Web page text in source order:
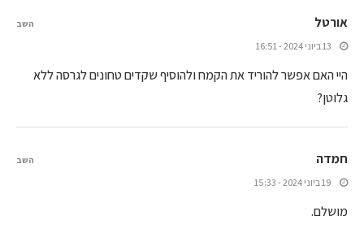
אורטל
13 ביוני 2024 - 16:51
היי האם אפשר להוריד את הקמח ולהוסיף שקדים טחונים לגרסה ללא
גלוטן?
השב
חמדה
19 ביוני 2024 - 15:33
מושלם.
השב